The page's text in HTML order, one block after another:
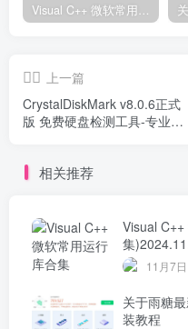
Visual C++ 微软常用运行库合集 (32+64位合集)2024.11.06
上一篇
CrystalDiskMark v8.0.6正式
版 免费硬盘检测工具-专业磁
相关推荐
Visual
集
11月7日
关于雨糖
装教程